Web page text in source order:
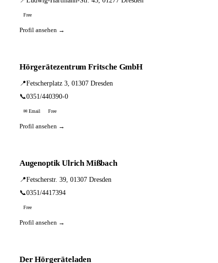
Free
Profil ansehen →
Hörgerätezentrum Fritsche GmbH
📍Fetscherplatz 3, 01307 Dresden
📞0351/440390-0
✉ Email Free
Profil ansehen →
Augenoptik Ulrich Mißbach
📍Fetscherstr. 39, 01307 Dresden
📞0351/4417394
Free
Profil ansehen →
Der Hörgeräteladen